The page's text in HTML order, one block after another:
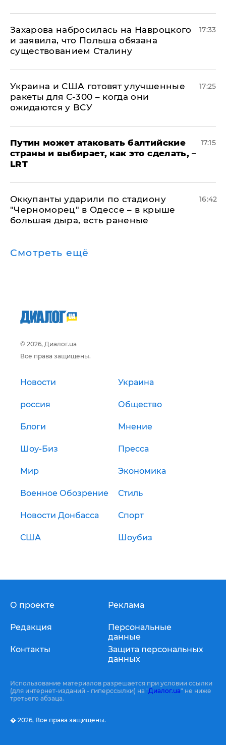
​Захарова набросилась на Навроцкого
и заявила, что Польша обязана
существованием Сталину
17:33
Украина и США готовят улучшенные
ракеты для С-300 – когда они
ожидаются у ВСУ
17:25
Путин может атаковать балтийские
страны и выбирает, как это сделать, –
LRT
17:15
Оккупанты ударили по стадиону
"Черноморец" в Одессе – в крыше
большая дыра, есть раненые
16:42
Смотреть ещё
© 2026, Диалог.ua
Все права защищены.
Новости Украина
россия Общество
Блоги Мнение
Шоу-Биз Пресса
Мир Экономика
Военное Обозрение Стиль
Новости Донбасса Спорт
США Шоубиз
О проекте
Редакция
Контакты
Реклама
Персональные
данные
Защита персональных
данных
Использование материалов разрешается при условии ссылки
(для интернет-изданий - гиперссылки) на "Диалог.ua" не ниже
третьего абзаца.
� 2026, Все права защищены.